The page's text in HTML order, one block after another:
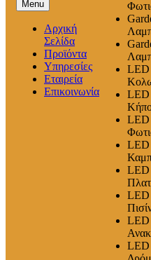
Menu
Αρχική
Σελίδα
Προϊόντα
Υπηρεσίες
Εταιρεία
Επικοινωνία
LED
LED
LED
LED
LED
LED
LED
LED